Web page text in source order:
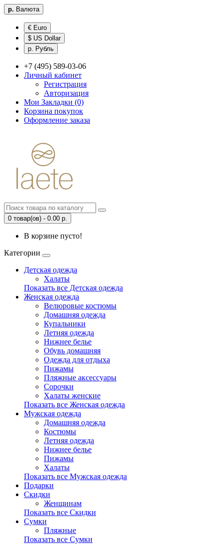
р. Валюта
€ Euro
$ US Dollar
р. Рубль
+7 (495) 589-03-06
Личный кабинет
Регистрация
Авторизация
Мои Закладки (0)
Корзина покупок
Оформление заказа
0 товар(ов) - 0.00 р.
В корзине пусто!
Категории
Детская одежда
Халаты
Показать все Детская одежда
Женская одежда
Велюровые костюмы
Домашняя одежда
Купальники
Летняя одежда
Нижнее белье
Обувь домашняя
Одежда для отдыха
Пижамы
Пляжные аксессуары
Сорочки
Халаты женские
Показать все Женская одежда
Мужская одежда
Домашняя одежда
Костюмы
Летняя одежда
Нижнее белье
Пижамы
Халаты
Показать все Мужская одежда
Подарки
Скидки
Женщинам
Показать все Скидки
Сумки
Пляжные
Показать все Сумки